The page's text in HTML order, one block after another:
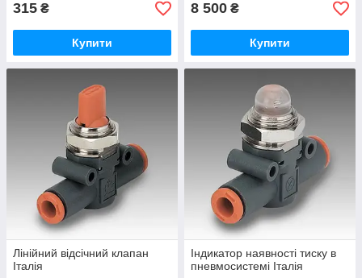
315 ₴
Купити
8 500 ₴
Купити
Лінійний відсічний клапан
Італія
Індикатор наявності тиску в
пневмосистемі Італія